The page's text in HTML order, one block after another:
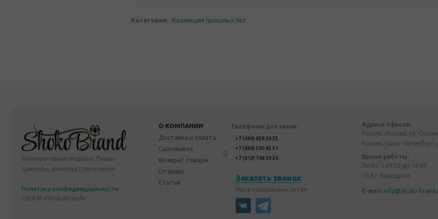
Категории: Коллекция прошлых лет
Корпоративные подарки, бизнес
сувениры, шоколад с логотипом
Политика конфиденциальности
2026 © «Shokobrand»
О КОМПАНИИ
Доставка и оплата
Самовывоз
Возврат товара
Отзывы
Статьи
Телефоны для связи:
+7 (499) 638 20 55
+7 (800) 500 65 31
+7 (812) 748 20 56
Заказать звонок
Мы в социальных сетях:
Адреса офисов:
Россия, Москва, ул.
Россия, Санкт-
Время работы:
Пн-Пт: с 09:30 до 18:00
Сб,Вс: Выходной
E-mail: info@shoko-